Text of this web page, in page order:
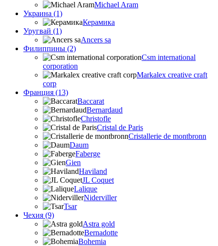
Michael Aram
Украина (1)
Керамика
Уругвай (1)
Ancers sa
Филиппины (2)
Csm international
corporation
Markalex creative craft
corp
Франция (13)
Baccarat
Bernardaud
Christofle
Cristal de Paris
Cristallerie de montbronn
Daum
Faberge
Gien
Haviland
JL Coquet
Lalique
Niderviller
Tsar
Чехия (9)
Astra gold
Bernadotte
Bohemia